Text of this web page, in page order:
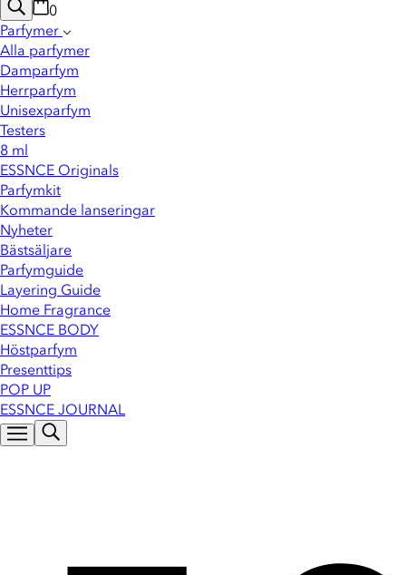
0
Parfymer
Alla parfymer
Damparfym
Herrparfym
Unisexparfym
Testers
8 ml
ESSNCE Originals
Parfymkit
Kommande lanseringar
Nyheter
Bästsäljare
Parfymguide
Layering Guide
Home Fragrance
ESSNCE BODY
Höstparfym
Presenttips
POP UP
ESSNCE JOURNAL